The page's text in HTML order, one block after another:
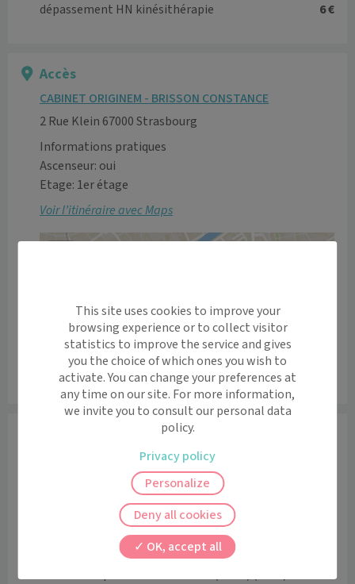
dépassement HN kinésithérapie 6 €
Accès
CABINET ORIGINEM - BRISSON CONSTANCE
2 Rue Klein 67000 Strasbourg
Informations pratiques
Ascenseur: oui
Etage: 1er étage
Voir l’itinéraire avec Maps
Leaflet|© OpenStreetMapcontributors
Langues Parlées
Allemand, Anglais
Cursus et Diplômes
This site uses cookies to improve your
browsing experience or to collect visitor
statistics to improve the service and gives
you the choice of which ones you wish to
activate. You can change your preferences at
any time on our site. For more information,
we invite you to consult our personal data
policy.
OK, accept all
Deny all cookies
Personalize
Privacy policy